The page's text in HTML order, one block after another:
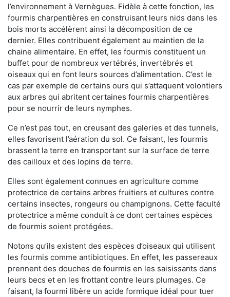
l’environnement à Vernègues. Fidèle à cette fonction, les
fourmis charpentières en construisant leurs nids dans les
bois morts accélèrent ainsi la décomposition de ce
dernier. Elles contribuent également au maintien de la
chaine alimentaire. En effet, les fourmis constituent un
buffet pour de nombreux vertébrés, invertébrés et
oiseaux qui en font leurs sources d’alimentation. C’est le
cas par exemple de certains ours qui s’attaquent volontiers
aux arbres qui abritent certaines fourmis charpentières
pour se nourrir de leurs nymphes.
Ce n’est pas tout, en creusant des galeries et des tunnels,
elles favorisent l’aération du sol. Ce faisant, les fourmis
brassent la terre en transportant sur la surface de terre
des cailloux et des lopins de terre.
Elles sont également connues en agriculture comme
protectrice de certains arbres fruitiers et cultures contre
certains insectes, rongeurs ou champignons. Cette faculté
protectrice a même conduit à ce dont certaines espèces
de fourmis soient protégées.
Notons qu’ils existent des espèces d’oiseaux qui utilisent
les fourmis comme antibiotiques. En effet, les passereaux
prennent des douches de fourmis en les saisissants dans
leurs becs et en les frottant contre leurs plumages. Ce
faisant, la fourmi libère un acide formique idéal pour tuer